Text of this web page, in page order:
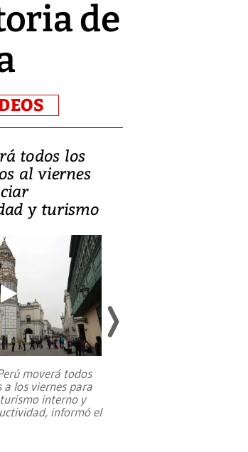
de
todos los
al viernes
y turismo
moverá todos
a los viernes para
interno y
informó el